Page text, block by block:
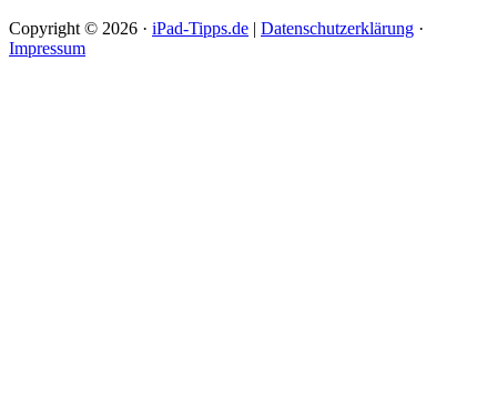
Copyright © 2026 · iPad-Tipps.de | Datenschutzerklärung ·
Impressum